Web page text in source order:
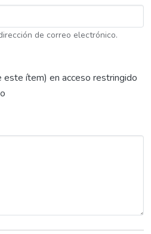
de correo electrónico.
ítem) en acceso restringido